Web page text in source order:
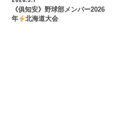
《俱知安》野球部メンバー2026
年
北海道大会